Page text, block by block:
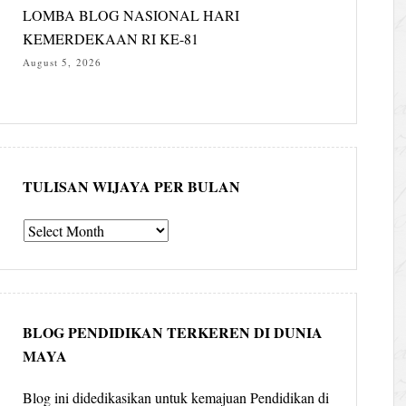
LOMBA BLOG NASIONAL HARI
KEMERDEKAAN RI KE-81
August 5, 2026
TULISAN WIJAYA PER BULAN
Tulisan
per
bulan
BLOG PENDIDIKAN TERKEREN DI DUNIA
MAYA
Blog ini didedikasikan untuk kemajuan Pendidikan di